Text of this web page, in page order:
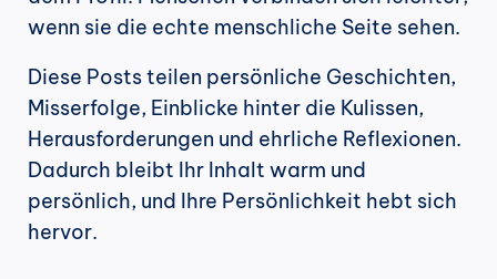
wenn sie die echte menschliche Seite sehen.
Diese Posts teilen persönliche Geschichten,
Misserfolge, Einblicke hinter die Kulissen,
Herausforderungen und ehrliche Reflexionen.
Dadurch bleibt Ihr Inhalt warm und
persönlich, und Ihre Persönlichkeit hebt sich
hervor.